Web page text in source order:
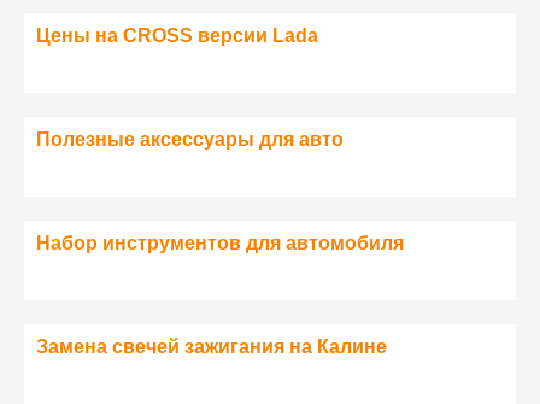
Цены на CROSS версии Lada
Полезные аксессуары для авто
Набор инструментов для автомобиля
Замена свечей зажигания на Калине